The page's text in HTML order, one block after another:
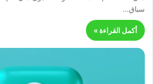
سباق…
أكمل القراءة »